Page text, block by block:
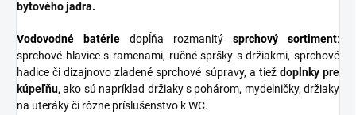
bytového jadra.
Vodovodné batérie dopĺňa rozmanitý sprchový sortiment:
sprchové hlavice s ramenami, ručné spršky s držiakmi, sprchové
hadice či dizajnovo zladené sprchové súpravy, a tiež doplnky pre
kúpeľňu, ako sú napríklad držiaky s pohárom, mydelničky, držiaky
na uteráky či rôzne príslušenstvo k WC.